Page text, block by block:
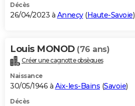
Décès
26/04/2023 à Annecy(Haute-Savoie)
Louis MONOD (76 ans)
Créer une cagnotte obsèques
Naissance
30/05/1946 à Aix-les-Bains (Savoie)
Décès